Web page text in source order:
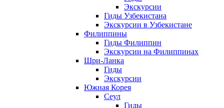
Экскурсии
Гиды Узбекистана
Экскурсии в Узбекистане
Филиппины
Гиды Филиппин
Экскурсии на Филиппинах
Шри-Ланка
Гиды
Экскурсии
Южная Корея
Сеул
Гиды